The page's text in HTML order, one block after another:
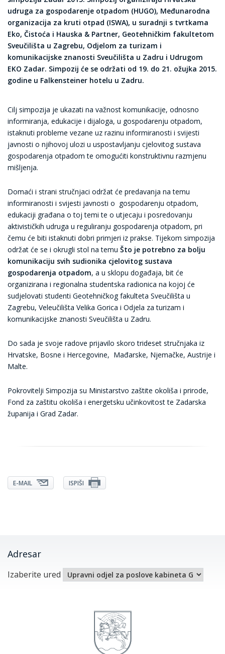
udruga za gospodarenje otpadom (HUGO), Međunarodna
organizacija za kruti otpad (ISWA), u suradnji s tvrtkama
Eko, Čistoća i Hauska & Partner, Geotehničkim fakultetom
Sveučilišta u Zagrebu, Odjelom za turizam i
komunikacijske znanosti Sveučilišta u Zadru i Udrugom
EKO Zadar. Simpozij će se održati od 19. do 21. ožujka 2015.
godine u Falkensteiner hotelu u Zadru.
Cilj simpozija je ukazati na važnost komunikacije, odnosno
informiranja, edukacije i dijaloga, u gospodarenju otpadom,
istaknuti probleme vezane uz razinu informiranosti i svijesti
javnosti o njihovoj ulozi u uspostavljanju cjelovitog sustava
gospodarenja otpadom te omogućiti konstruktivnu razmjenu
mišljenja.
Domaći i strani stručnjaci održat će predavanja na temu
informiranosti i svijesti javnosti o gospodarenju otpadom,
edukaciji građana o toj temi te o utjecaju i posredovanju
aktivističkih udruga u reguliranju gospodarenja otpadom, pri
čemu će biti istaknuti dobri primjeri iz prakse. Tijekom simpozija
održat će se i okrugli stol na temu Što je potrebno za bolju
komunikaciju svih sudionika cjelovitog sustava
gospodarenja otpadom, a u sklopu događaja, bit će
organizirana i regionalna studentska radionica na kojoj će
sudjelovati studenti Geotehničkog fakulteta Sveučilišta u
Zagrebu, Veleučilišta Velika Gorica i Odjela za turizam i
komunikacijske znanosti Sveučilišta u Zadru.
Do sada je svoje radove prijavilo skoro trideset stručnjaka iz
Hrvatske, Bosne i Hercegovine, Mađarske, Njemačke, Austrije i
Malte.
Pokrovitelji Simpozija su Ministarstvo zaštite okoliša i prirode,
Fond za zaštitu okoliša i energetsku učinkovitost te Zadarska
županija i Grad Zadar.
E-MAIL ISPIŠI
Adresar
Izaberite ured